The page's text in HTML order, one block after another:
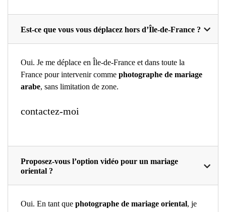
Est-ce que vous vous déplacez hors d’Île-de-France ?
Oui. Je me déplace en Île-de-France et dans toute la
France pour intervenir comme photographe de mariage
arabe, sans limitation de zone.
contactez-moi
Proposez-vous l’option vidéo pour un mariage
oriental ?
Oui. En tant que photographe de mariage oriental, je